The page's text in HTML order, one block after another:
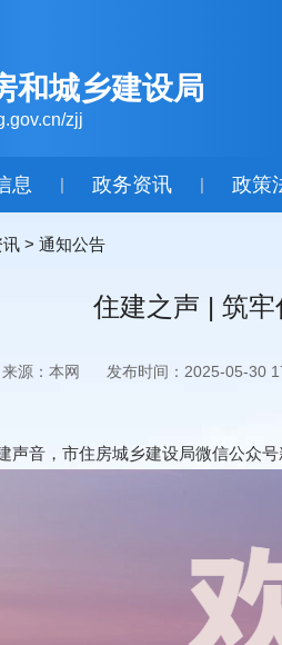
和城乡建设局
zjj
息 | 政务资讯 | 政策
讯 > 通知公告
住建之声 | 筑
来源：本网 发布时间：2025-05-30
声音，市住房城乡建设局微信公众